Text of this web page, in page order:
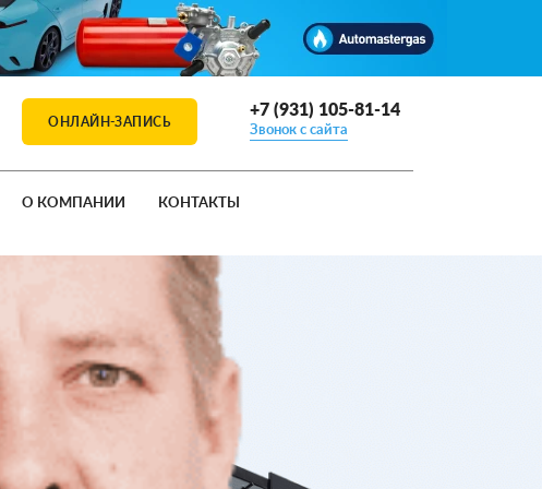
ОНЛАЙН-ЗАПИСЬ
+7 (931) 105-81-14
Звонок с сайта
О КОМПАНИИ КОНТАКТЫ